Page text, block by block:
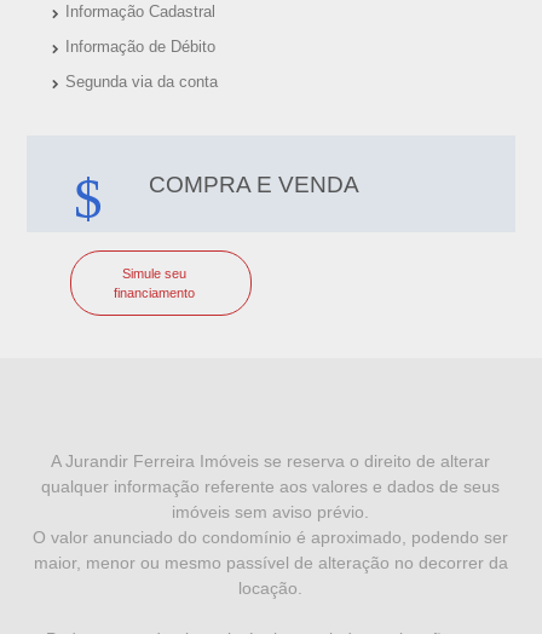
Informação Cadastral
Informação de Débito
Segunda via da conta
COMPRA E VENDA
Simule seu
financiamento
O
R
M
A Jurandir Ferreira Imóveis se reserva o direito de alterar
qualquer informação referente aos valores e dados de seus
imóveis sem aviso prévio.
O valor anunciado do condomínio é aproximado, podendo ser
maior, menor ou mesmo passível de alteração no decorrer da
locação.